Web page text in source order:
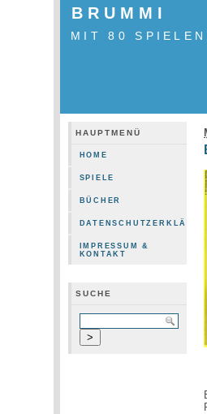
BRUMMI
MIT 80 SPIELEN
HAUPTMENÜ
HOME
SPIELE
BÜCHER
IMPRESSUM &
KONTAKT
SUCHE